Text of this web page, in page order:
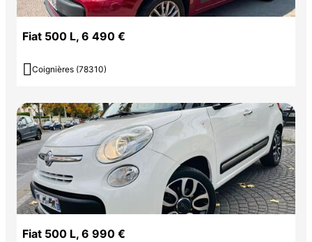
Fiat 500 L, 6 490 €
 Coignières (78310)
Fiat 500 L, 6 990 €